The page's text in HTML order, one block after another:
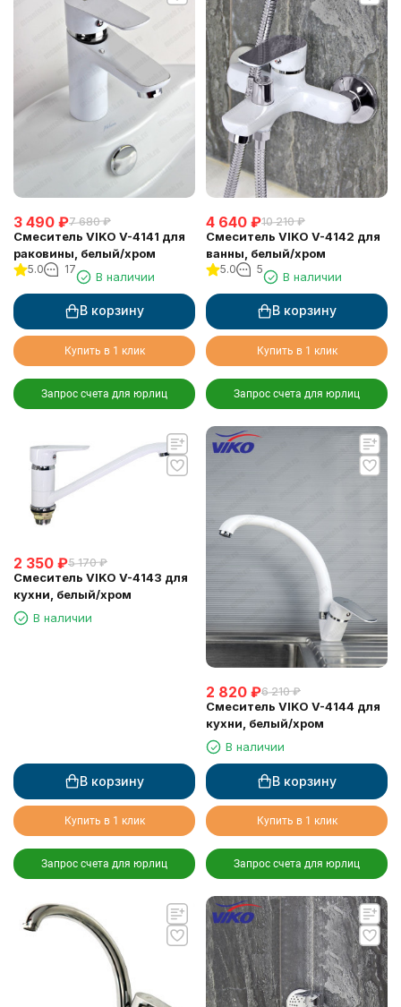
3 490 ₽7 680 ₽
Смеситель VIKO V-4141 для
раковины, белый/хром
5.0 17
В наличии
В корзину
Купить в 1 клик
Запрос счета для юрлиц
4 640 ₽10 210 ₽
Смеситель VIKO V-4142 для
ванны, белый/хром
5.0 5
В наличии
В корзину
Купить в 1 клик
Запрос счета для юрлиц
2 350 ₽5 170 ₽
Смеситель VIKO V-4143 для
кухни, белый/хром
В наличии
В корзину
Купить в 1 клик
Запрос счета для юрлиц
2 820 ₽6 210 ₽
Смеситель VIKO V-4144 для
кухни, белый/хром
В наличии
В корзину
Купить в 1 клик
Запрос счета для юрлиц